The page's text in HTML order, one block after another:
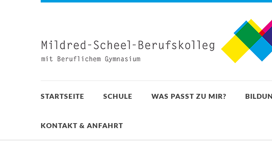
STARTSEITE SCHULE WAS PASST ZU MIR?
KONTAKT & ANFAHRT